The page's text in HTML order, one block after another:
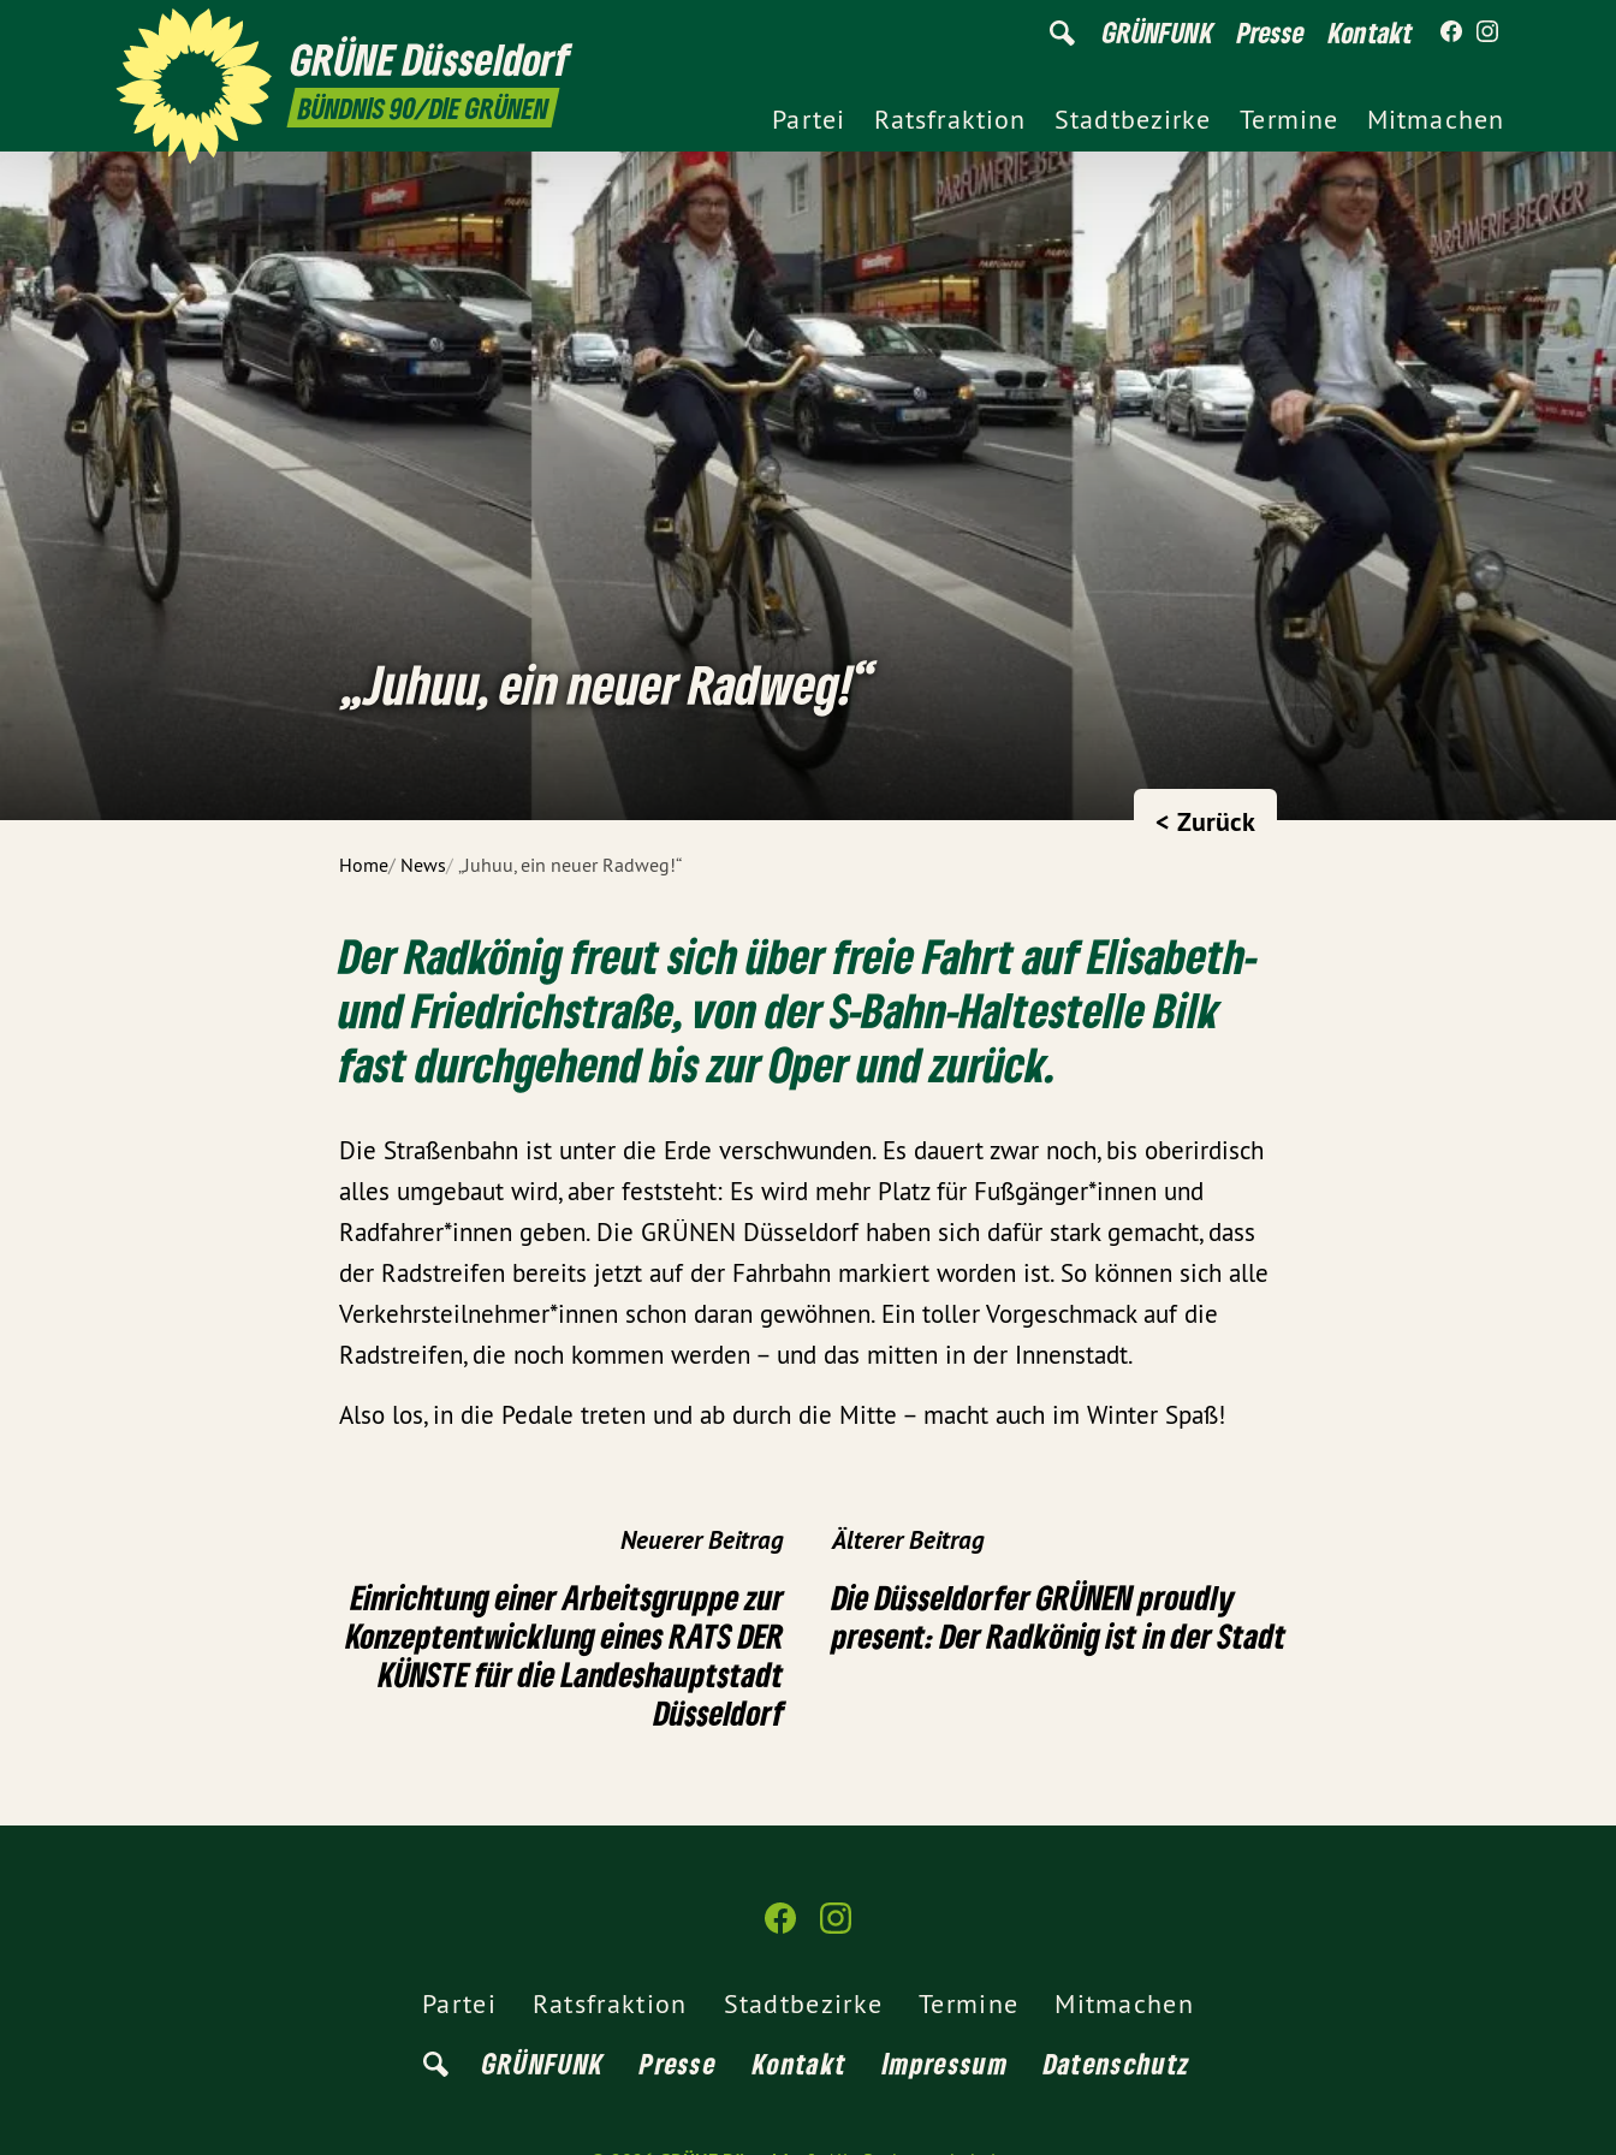
GRÜNEDüsseldorf
BÜNDNIS 90/DIE GRÜNEN
GRÜNFUNK Presse Kontakt
Partei Ratsfraktion Stadtbezirke Termine Mitmachen
„Juhuu, ein neuer Radweg!“
Home News „Juhuu, ein neuer Radweg!“
< Zurück
Der Radkönig freut sich über freie Fahrt auf Elisabeth-
und Friedrichstraße, von der S-Bahn-Haltestelle Bilk
fast durchgehend bis zur Oper und zurück.
Die Straßenbahn ist unter die Erde verschwunden. Es dauert zwar noch, bis oberirdisch
alles umgebaut wird, aber feststeht: Es wird mehr Platz für Fußgänger*innen und
Radfahrer*innen geben. Die GRÜNEN Düsseldorf haben sich dafür stark gemacht, dass
der Radstreifen bereits jetzt auf der Fahrbahn markiert worden ist. So können sich alle
Verkehrsteilnehmer*innen schon daran gewöhnen. Ein toller Vorgeschmack auf die
Radstreifen, die noch kommen werden – und das mitten in der Innenstadt.
Also los, in die Pedale treten und ab durch die Mitte – macht auch im Winter Spaß!
Neuerer Beitrag
Einrichtung einer Arbeitsgruppe zur
Konzeptentwicklung eines RATS DER
KÜNSTE für die Landeshauptstadt
Düsseldorf
Älterer Beitrag
Die Düsseldorfer GRÜNEN proudly
present: Der Radkönig ist in der Stadt
Partei Ratsfraktion Stadtbezirke Termine Mitmachen
GRÜNFUNK Presse Kontakt Impressum Datenschutz